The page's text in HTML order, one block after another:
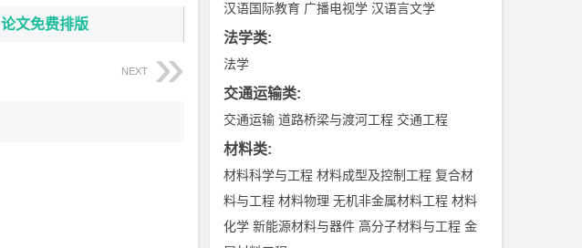
论文免费排版
NEXT
汉语国际教育 广播电视学 汉语言文学
法学类:
法学
交通运输类:
交通运输 道路桥梁与渡河工程 交通工程
材料类:
材料科学与工程 材料成型及控制工程 复合材
料与工程 材料物理 无机非金属材料工程 材料
化学 新能源材料与器件 高分子材料与工程 金